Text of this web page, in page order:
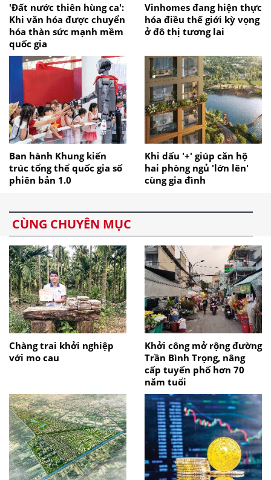
'Đất nước thiên hùng ca':
Khi văn hóa được chuyển
hóa thàn sức mạnh mềm
quốc gia
Vinhomes đang hiện thực
hóa điều thế giới kỳ vọng
ở đô thị tương lai
Ban hành Khung kiến
trúc tổng thể quốc gia số
phiên bản 1.0
Khi dấu '+' giúp căn hộ
hai phòng ngủ 'lớn lên'
cùng gia đình
CÙNG CHUYÊN MỤC
Chàng trai khởi nghiệp
với mo cau
Khởi công mở rộng đường
Trần Bình Trọng, nâng
cấp tuyến phố hơn 70
năm tuổi